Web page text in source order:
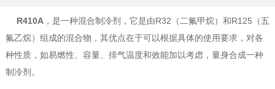
R410A，是一种混合制冷剂，它是由R32（二氟甲烷）和R125（五
氟乙烷）组成的混合物，其优点在于可以根据具体的使用要求，对各
种性质，如易燃性、容量、排气温度和效能加以考虑，量身合成一种
制冷剂。